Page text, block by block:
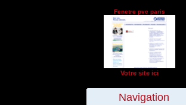
Fenetre pvc paris
Votre site ici
Navigation